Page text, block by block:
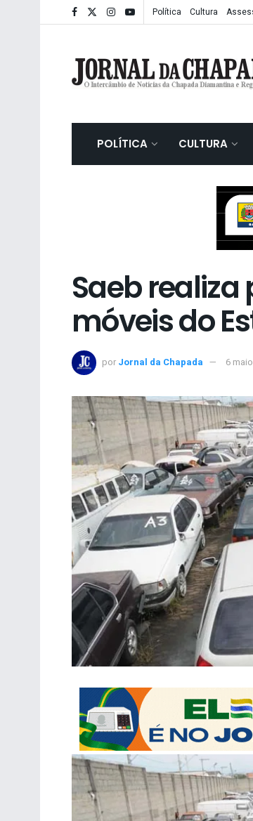
Política Cultura
POLÍTICA CULTURA
Saeb
móveis do
por Jornal da Chapada 6